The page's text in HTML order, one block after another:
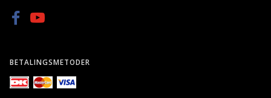
BETALINGSMETODER